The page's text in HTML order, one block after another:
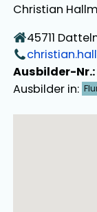
Christian
45711
Ausbilder-Nr.:
Ausbilder in: